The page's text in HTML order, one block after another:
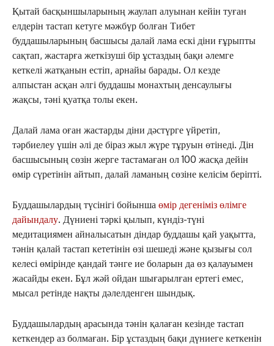
ЖАҢАЛЫҚТАР
ОҚИҒА
КӨЗҚАРАС
ЗЕРТТЕУ
СҰХБАТ
ӘЛЕУМЕТ
ҚҰҚЫҚ
Қытай басқыншыларының жаулап алуынан кейін туған
елдерін тастап кетуге мәжбүр болған Тибет
буддашыларының басшысы далай лама ескі діни ғұрыпты
сақтап, жастарға жеткізуші бір ұстаздың бақи әлемге
кеткелі жатқанын естіп, арнайы барады. Ол кезде
алпыстан асқан әлгі буддашы монахтың денсаулығы
жақсы, тәні қуатқа толы екен.
Далай лама оған жастарды діни дәстүрге үйретіп,
тәрбиелеу үшін әлі де біраз жыл жүре тұруын өтінеді. Дін
басшысының сөзін жерге тастамаған ол 100 жасқа дейін
өмір сүретінін айтып, далай ламаның сөзіне келісім беріпті.
Буддашылардың түсінігі бойынша өмір дегеніміз өлімге
дайындалу. Дүниені тәркі қылып, күндіз-түні
медитациямен айналысатын діндар буддашы қай уақытта,
тәнін қалай тастап кететінін өзі шешеді және қызығы сол
келесі өмірінде қандай тәнге ие боларын да өз қалауымен
жасайды екен. Бұл жәй ойдан шығарылған ертегі емес,
мысал ретінде нақты дәлелденген шындық.
Буддашылардың арасында тәнін қалаған кезінде тастап
кеткендер аз болмаған. Бір ұстаздың бақи дүниеге кеткенін